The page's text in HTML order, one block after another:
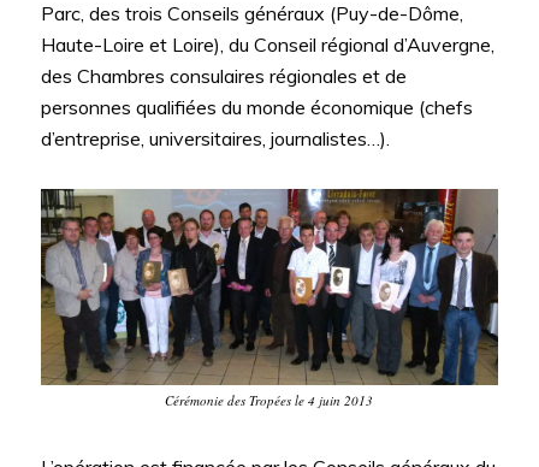
Parc, des trois Conseils généraux (Puy-de-Dôme,
Haute-Loire et Loire), du Conseil régional d’Auvergne,
des Chambres consulaires régionales et de
personnes qualifiées du monde économique (chefs
d’entreprise, universitaires, journalistes…).
Cérémonie des Tropées le 4 juin 2013